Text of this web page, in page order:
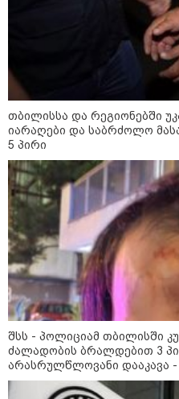
რა
კონფლიქტები
თბილისსა და რეგიონებში
იარაღები და საბრძოლო
5 პირი
შსს - პოლიციამ თბილისში
ძალადობის ბრალდებით 3
არასრულწლოვანი დააკავა -
მიზნით კი შესაბამისი